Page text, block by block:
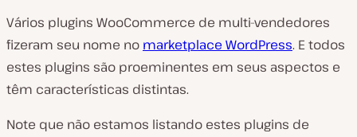
Vários plugins WooCommerce de multi-vendedores
fizeram seu nome no marketplace WordPress. E todos
estes plugins são proeminentes em seus aspectos e
têm características distintas.
Note que não estamos listando estes plugins de